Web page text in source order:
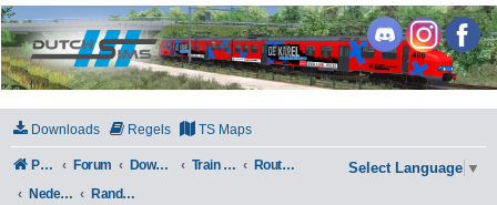
DutchSims
Downloads Regels TS Maps
Portal Forum Downloads Train Simulator Classic
Routes en Scenarios
Nederland
Randstad West
Select Language ▼